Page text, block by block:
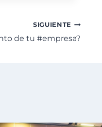
SIGUIENTE
de tu #empresa?